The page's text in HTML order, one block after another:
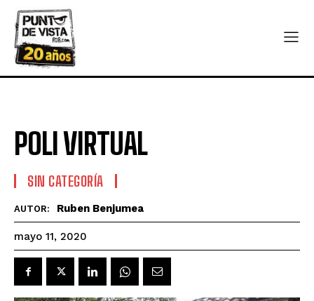
POLI VIRTUAL
SIN CATEGORÍA
AUTOR: Ruben Benjumea
mayo 11, 2020